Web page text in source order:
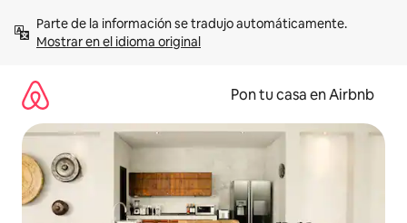
contenidoMostrar en el idioma original
Pon tu casa en Airbnb